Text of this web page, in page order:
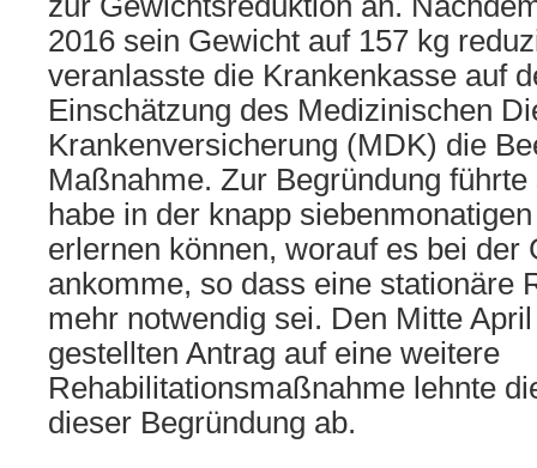
2016 sein Gewicht auf 157 kg
veranlasste die Krankenkasse auf
Einschätzung des Medizinischen
Krankenversicherung (MDK) die
Maßnahme. Zur Begründung
habe in der knapp
erlernen können, worauf es bei der
ankomme, so dass eine stationäre
mehr notwendig sei. Den Mitte
gestellten Antrag auf eine weitere
Rehabilitationsmaßnahme lehnte
dieser Begründung ab.